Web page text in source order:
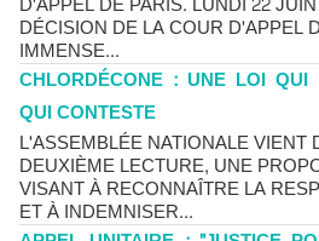
DÉCISION DE LA COUR D'APPEL
IMMENSE...
CHLORDÉCONE : UNE LOI QUI
QUI CONTESTE
L'ASSEMBLÉE NATIONALE VIENT
DEUXIÈME LECTURE, UNE
VISANT À RECONNAÎTRE LA
ET À INDEMNISER...